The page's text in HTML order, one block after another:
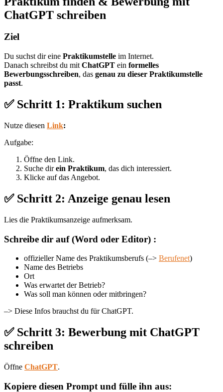
ChatGPT schreiben
Ziel
Du suchst dir eine Praktikumstelle im Internet.
Danach schreibst du mit ChatGPT ein formelles
Bewerbungsschreiben, das genau zu dieser Praktikumstelle
passt.
✅ Schritt 1: Praktikum suchen
Nutze diesen Link:
Aufgabe:
Öffne den Link.
Suche direin Praktikum, das dich interessiert.
Klicke auf das Angebot.
✅ Schritt 2: Anzeige genau lesen
Lies die Praktikumsanzeige aufmerksam.
Schreibe dir auf (Word oder Editor) :
offizieller Name des Praktikumsberufs (–> Berufenet)
Name des Betriebs
Ort
Was erwartet der Betrieb?
Was soll man können oder mitbringen?
–> Diese Infos brauchst du für ChatGPT.
✅ Schritt 3: Bewerbung mit ChatGPT
schreiben
Öffne ChatGPT.
Kopiere diesen Prompt und fülle ihn aus: